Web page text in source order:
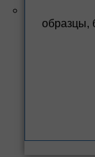
образцы,